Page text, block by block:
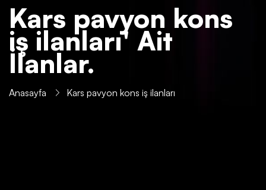
Kars pavyon kons
iş ilanları' Ait
İlanlar.
Anasayfa Kars pavyon kons iş ilanları